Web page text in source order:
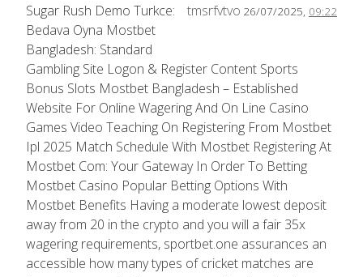
tmsrfvtvo 26/07/2025, 09:22
Sugar Rush Demo Turkce:
Bedava Oyna Mostbet
Bangladesh: Standard
Gambling Site Logon & Register Content Sports
Bonus Slots Mostbet Bangladesh – Established
Website For Online Wagering And On Line Casino
Games Video Teaching On Registering From Mostbet
Ipl 2025 Match Schedule With Mostbet Registering At
Mostbet Com: Your Gateway In Order To Betting
Mostbet Casino Popular Betting Options With
Mostbet Benefits Having a moderate lowest deposit
away from 20 in the crypto and you will a fair 35x
wagering requirements, sportbet.one assurances an
accessible how many types of cricket matches are